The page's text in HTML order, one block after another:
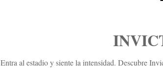
Entra al estadio y siente la intensidad. Descubre